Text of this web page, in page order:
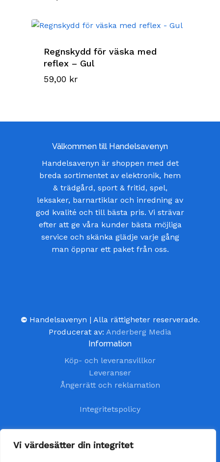
Vi värdesätter din integritet
Regnskydd för väska med
reflex – Gul
59,00 kr
Välkommen till Handelsavenyn
Handelsavenyn är shoppen med det
breda sortimentet av elektronik, hem
& trädgård, sport & fritid, spel,
leksaker, barnartiklar och inredning av
god kvalité och till bästa pris. Vi strävar
efter att ge våra kunder bästa möjliga
service och skänka glädje varje gång
man öppnar ett paket från oss.
© Handelsavenyn | Alla rättigheter reserverade.
Producerat av: Anderberg Media
Information
Köp- och leveransvillkor
Leveranser
Ångerrätt och reklamation
Integritetspolicy
Kundtjänst